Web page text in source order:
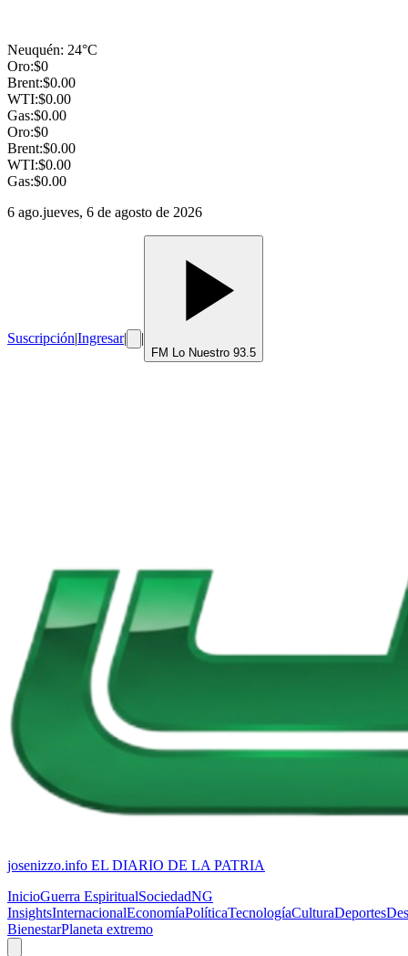
Neuquén: 24°C
Oro:$0
Brent:$0.00
WTI:$0.00
Gas:$0.00
Oro:$0
Brent:$0.00
WTI:$0.00
Gas:$0.00
6 ago.jueves, 6 de agosto de 2026
Suscripción|Ingresar| |
FM Lo Nuestro 93.5
josenizzo.info EL DIARIO DE LA PATRIA
InicioGuerra EspiritualSociedadNG
InsightsInternacionalEconomíaPolíticaTecnologíaCulturaDeportes
BienestarPlaneta extremo